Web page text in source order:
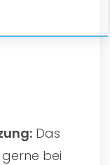
Das
bei